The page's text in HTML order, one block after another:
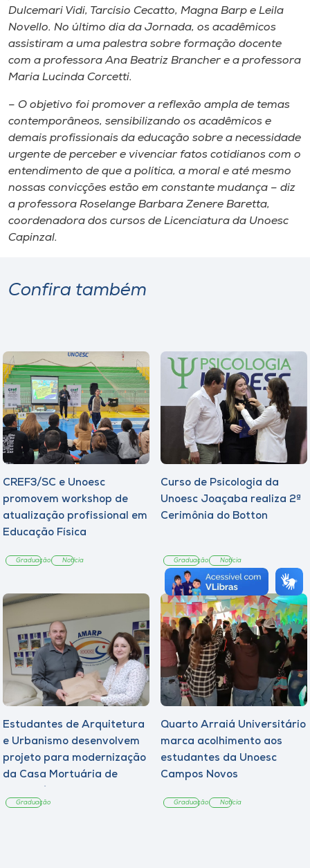
Store
Selecione
o idioma
A+
A-
Dulcemari Vidi, Tarcísio Cecatto, Magna Barp e Leila
Novello. No último dia da Jornada, os acadêmicos
assistiram a uma palestra sobre formação docente
com a professora Ana Beatriz Brancher e a professora
Maria Lucinda Corcetti.
– O objetivo foi promover a reflexão ampla de temas
contemporâneos, sensibilizando os acadêmicos e
demais profissionais da educação sobre a necessidade
urgente de perceber e vivenciar fatos cotidianos com o
entendimento de que a política, a moral e até mesmo
nossas convicções estão em constante mudança – diz
a professora Roselange Barbara Zenere Baretta,
coordenadora dos cursos de Licenciatura da Unoesc
Capinzal.
Confira também
CREF3/SC e Unoesc
promovem workshop de
atualização profissional em
Educação Física
Graduação Notícia
Curso de Psicologia da
Unoesc Joaçaba realiza 2ª
Cerimônia do Botton
Graduação Notícia
Estudantes de Arquitetura
e Urbanismo desenvolvem
projeto para modernização
da Casa Mortuária de
Graduação
Quarto Arraiá Universitário
marca acolhimento aos
estudantes da Unoesc
Campos Novos
Graduação Notícia